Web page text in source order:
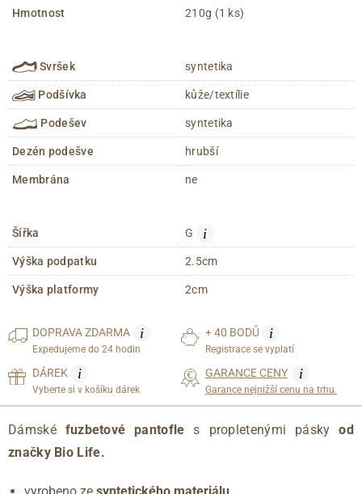
Hmotnost 210g (1 ks)
Svršek syntetika
Podšívka kůže/textílie
Podešev syntetika
Dezén podešve hrubší
Membrána ne
Šířka G i
Výška podpatku 2.5cm
Výška platformy 2cm
DOPRAVAZDARMA i
Expedujeme do 24 hodin
+ 40 BODŮ i
Registrace se vyplatí
DÁREK i
Vyberte si v košíku dárek
GARANCE CENY i
Garance nejnižší cenu na trhu.
Dámské fuzbetové pantofle s propletenými páskyod
značky Bio Life.